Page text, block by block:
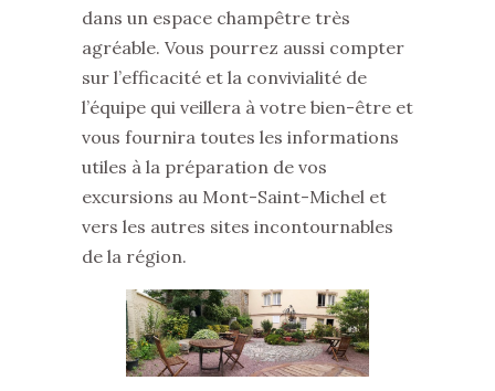
dans un espace champêtre très
agréable. Vous pourrez aussi compter
sur l’efficacité et la convivialité de
l’équipe qui veillera à votre bien-être et
vous fournira toutes les informations
utiles à la préparation de vos
excursions au Mont-Saint-Michel et
vers les autres sites incontournables
de la région.